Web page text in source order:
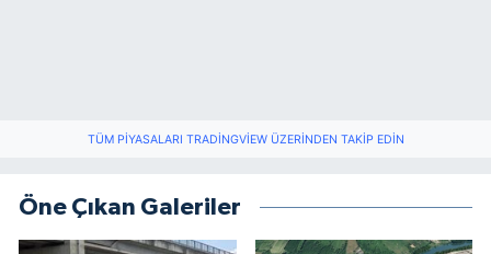
TÜM PIYASALARI TRADINGVIEW ÜZERINDEN TAKIP EDIN
Öne Çıkan Galeriler